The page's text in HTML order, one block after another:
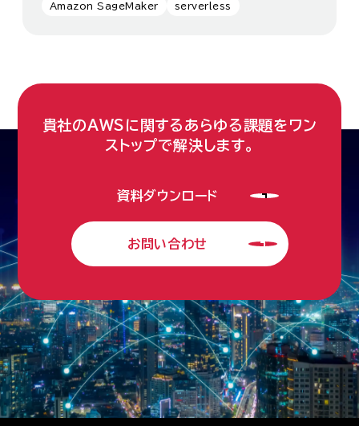
Amazon SageMaker serverless
貴社のAWSに関するあらゆる課題をワン
ストップで解決します。
資料ダウンロード
お問い合わせ